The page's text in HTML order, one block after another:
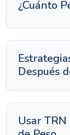
¿Cuánto
Después
Usar